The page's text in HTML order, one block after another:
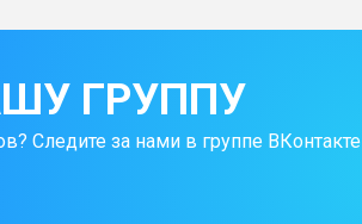
ГРУППУ
Следите за нами в группе ВКонтакте